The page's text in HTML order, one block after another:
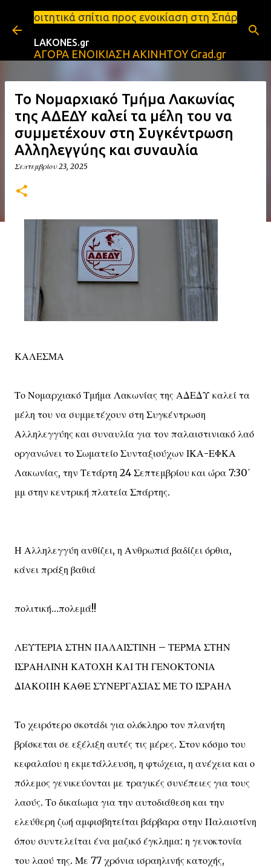
Μετάβαση στο κύριο περιεχόμενο
προς ενοικίαση στη Σπάρτη Ενοικιάσεις
LAKONES.gr
ΑΓΟΡΑ ΕΝΟΙΚΙΑΣΗ ΑΚΙΝΗΤΟΥ Grad.gr
Το Νομαρχιακό Τμήμα Λακωνίας
της ΑΔΕΔΥ καλεί τα μέλη του να
συμμετέχουν στη Συγκέντρωση
Αλληλεγγύης και συναυλία
Σεπτεμβρίου 23, 2025
ΚΑΛΕΣΜΑ
Το Νομαρχιακό Τμήμα Λακωνίας της ΑΔΕΔΥ καλεί τα
μέλη του να συμμετέχουν στη Συγκέντρωση
Αλληλεγγύης και συναυλία για τον παλαιστινιακό λαό
οργανώνει το Σωματείο Συνταξιούχων ΙΚΑ-ΕΦΚΑ
Λακωνίας, την Τετάρτη 24 Σεπτεμβρίου και ώρα 7:30΄
μμ στην κεντρική πλατεία Σπάρτης.
Η Αλληλεγγύη ανθίζει, η Ανθρωπιά βαδίζει όρθια,
κάνει πράξη βαθιά
πολιτική…πολεμά!!
ΛΕΥΤΕΡΙΑ ΣΤΗΝ ΠΑΛΑΙΣΤΙΝΗ – ΤΕΡΜΑ ΣΤΗΝ
ΙΣΡΑΗΛΙΝΗ ΚΑΤΟΧΗ ΚΑΙ ΤΗ ΓΕΝΟΚΤΟΝΙΑ
ΔΙΑΚΟΠΗ ΚΑΘΕ ΣΥΝΕΡΓΑΣΙΑΣ ΜΕ ΤΟ ΙΣΡΑΗΛ
Το χειρότερο σκοτάδι για ολόκληρο τον πλανήτη
βρίσκεται σε εξέλιξη αυτές τις μέρες. Στον κόσμο του
κεφαλαίου η εκμετάλλευση, η φτώχεια, η ανέχεια και ο
πόλεμος γενικεύονται με τραγικές συνέπειες για τους
λαούς. Το δικαίωμα για την αυτοδιάθεση και την
ελεύθερη ζωή αμφισβητείται βάρβαρα στην Παλαιστίνη
όπου συντελείται ένα μαζικό έγκλημα: η γενοκτονία
του λαού της. Με 77 χρόνια ισραηλινής κατοχής,